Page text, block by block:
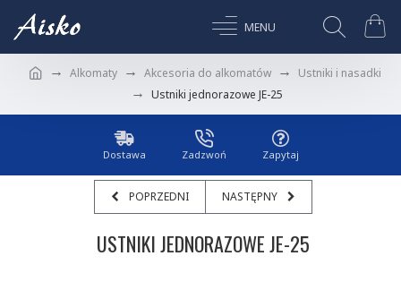
Alkomaty Akcesoria do alkomatów
Ustniki i nasadki
Ustniki jednorazowe JE-25
Dostawa Zadzwoń Zapytaj
POPRZEDNI NASTĘPNY
USTNIKI JEDNORAZOWE JE-25